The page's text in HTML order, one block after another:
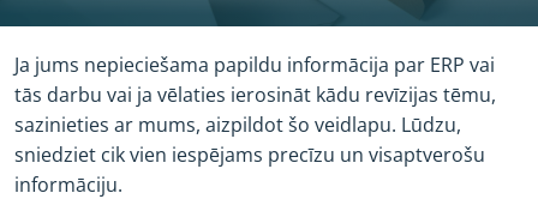
Ja jums nepieciešama papildu informācija par ERP vai
tās darbu vai ja vēlaties ierosināt kādu revīzijas tēmu,
sazinieties ar mums, aizpildot šo veidlapu. Lūdzu,
sniedziet cik vien iespējams precīzu un visaptverošu
informāciju.